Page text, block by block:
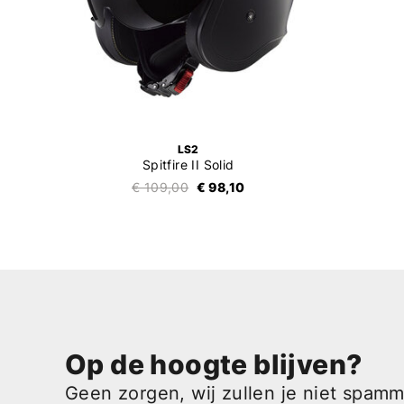
LS2
Spitfire II Solid
€ 109,00 € 98,10
Op de hoogte blijven?
Geen zorgen, wij zullen je niet